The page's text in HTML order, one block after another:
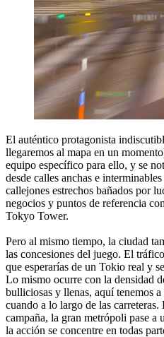
El auténtico protagonista
llegaremos al mapa en un
equipo específico para ello, y se
desde calles anchas e
callejones estrechos bañados por
negocios y puntos de referencia
Tokyo Tower.
Pero al mismo tiempo, la ciudad
las concesiones del juego. El
que esperarías de un Tokio real y
Lo mismo ocurre con la densidad
bulliciosas y llenas, aquí tenemos a
cuando a lo largo de las
campaña, la gran metrópoli pase a
la acción se concentre en todas